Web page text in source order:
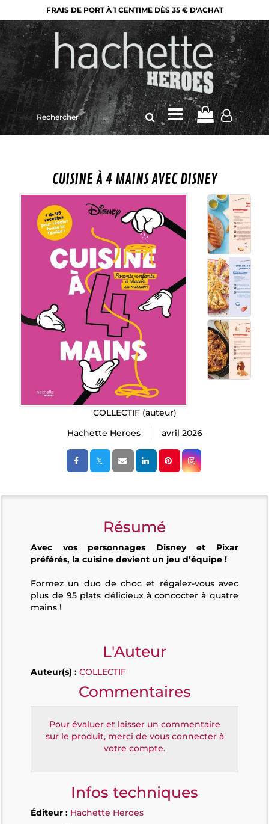
FRAIS DE PORT À 1 CENTIME DÈS 35 € D'ACHAT
Rechercher
sur
le
CUISINE À 4 MAINS AVEC DISNEY
COLLECTIF(auteur)
Hachette Heroes
avril 2026
Résumé
Avec vos personnages Disney et Pixar
préférés, la cuisine devient un jeu d’équipe !
Formez un duo de choc et régalez-vous avec
plus de 95 plats délicieux à concocter à quatre
mains !
L'Auteur
Auteur(s) : COLLECTIF
Commentaires
Pour évaluer et laisser un commentaire
sur le produit, merci de vous connecter à
votre compte.
Infos techniques
Éditeur : Hachette Heroes